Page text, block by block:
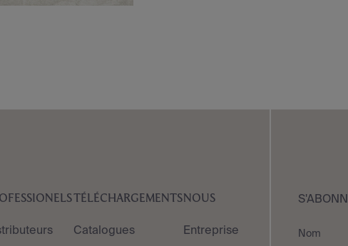
TÉLÉCHARGEMENTS
Catalogues
NOUS
Entreprise